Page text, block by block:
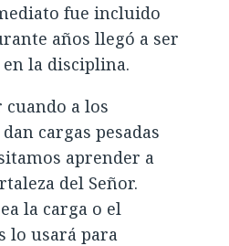
fue incluido
años llegó a ser
la disciplina.
a los
cargas pesadas
aprender a
del Señor.
la carga o el
lo usará para